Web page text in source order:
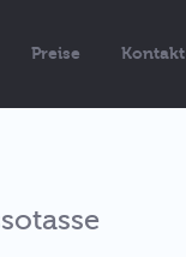
Preise Kontakt